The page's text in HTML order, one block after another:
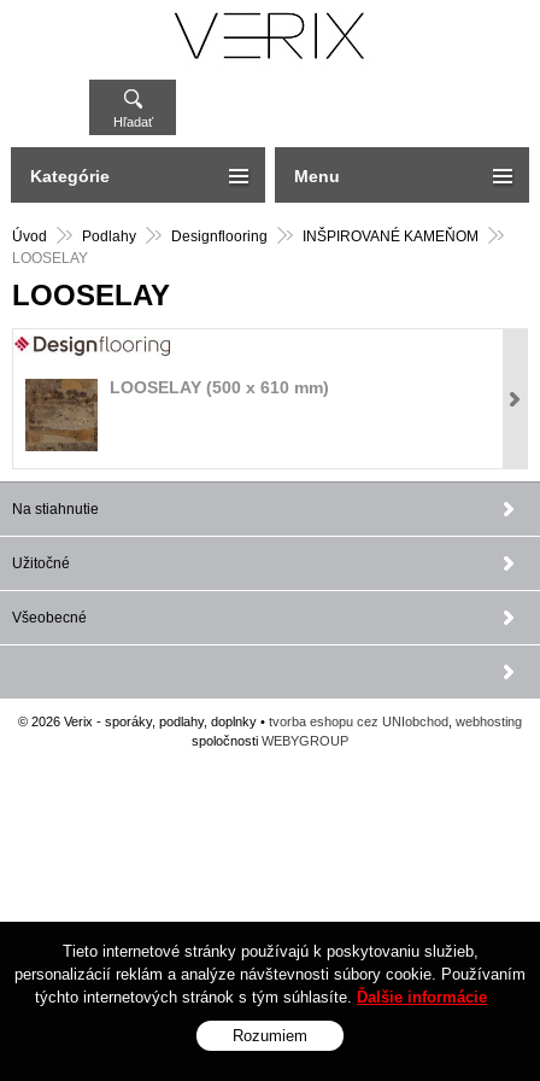
Hľadať
Úvod Podlahy Designflooring
INŠPIROVANÉ KAMEŇOM
LOOSELAY
LOOSELAY
LOOSELAY (500 x 610 mm)
Kategórie Menu
Na stiahnutie
Užitočné
Všeobecné
© 2026 Verix - sporáky, podlahy, doplnky • tvorba eshopu cez UNIobchod webhosting
spoločnosti WEBYGROUP
Tieto internetové stránky používajú k poskytovaniu služieb,
personalizácií reklám a analýze návštevnosti súbory cookie. Používaním
týchto internetových stránok s tým súhlasíte. Ďalšie informácie
Rozumiem